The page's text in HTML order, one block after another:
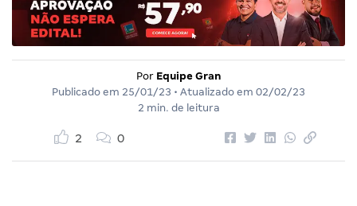
Por Equipe Gran
Publicado em 25/01/23 • Atualizado em 02/02/23
2 min. de leitura
2 0